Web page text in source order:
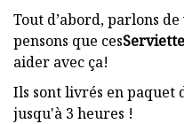
Tout d’abord, parlons
pensons que ces
aider avec ça!
Ils sont livrés en paquet
jusqu'à 3 heures !